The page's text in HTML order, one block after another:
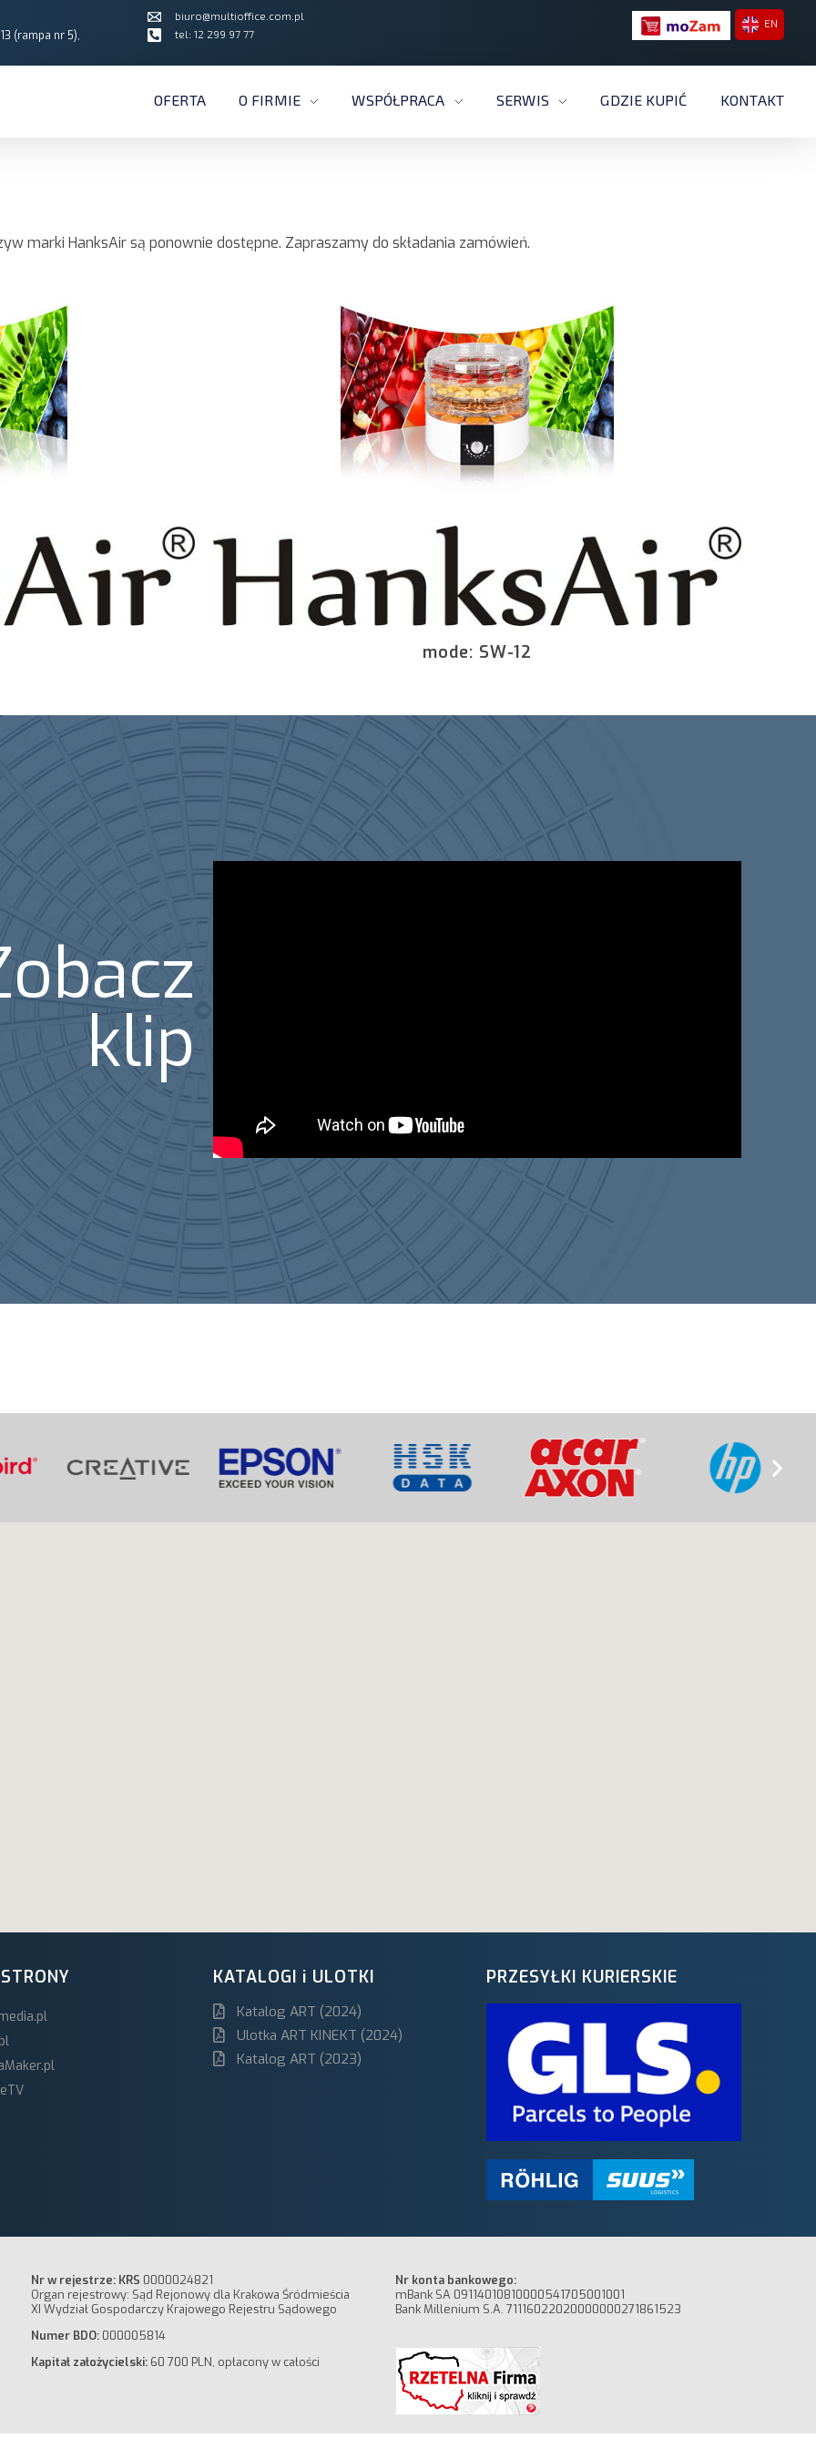
(rampa nr 5),
biuro@multioffice.com.pl
tel: 12 299 97 77
EN
OFERTA O FIRMIE WSPÓŁPRACA SERWIS GDZIE KUPIĆ KONTAKT
marki HanksAir są ponownie dostępne. Zapraszamy do składania zamówień.
mode: SW-12
klip
KATALOGI i ULOTKI
Katalog ART (2024)
Ulotka ART KINEKT (2024)
Katalog ART (2023)
PRZESYŁKI KURIERSKIE
Nr w rejestrze: KRS 0000024821
Organ rejestrowy: Sąd Rejonowy dla Krakowa Śródmieścia
XI Wydział Gospodarczy Krajowego Rejestru Sądowego
Numer BDO:000005814
Kapitał założycielski:60 700 PLN, opłacony w całości
Nr konta bankowego:
mBank SA 09114010810000541705001001
Bank Millenium S.A. 71116022020000000271861523